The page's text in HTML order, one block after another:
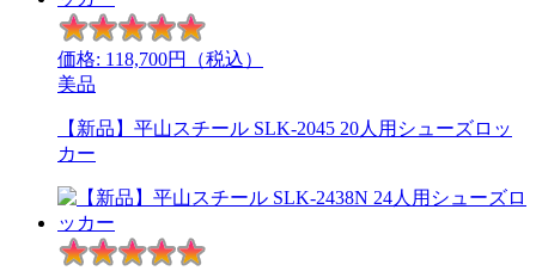
価格: 118,700円（税込）
美品
【新品】平山スチール SLK-2045 20人用シューズロッ
カー